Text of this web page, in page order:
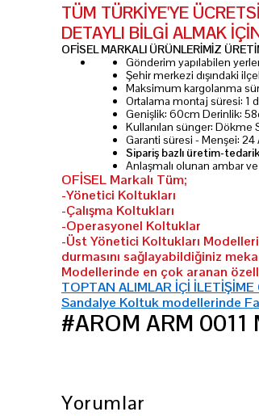
TÜM TÜRKİYE'YE
DETAYLI BİLGİ ALMAK
OFİSEL MARKALI ÜRÜNLERİMİZ
Gönderim yapılabilen
Şehir merkezi dışındaki
Maksimum kargolanma
Ortalama montaj süresi: 1
Genişlik: 60cm Derinlik:
Kullanılan sünger: Dökme
Garanti süresi - Menşei: 24
Sipariş bazlı üretim-
Anlaşmalı olunan ambar
OFİSEL Markalı Tüm;
-Yönetici Koltukları
-Çalışma Koltukları
-Operasyonel Koltuklar
-Üst Yönetici Koltukları
durmasını sağlayabildiğiniz
Modellerinde en çok aranan
TOPTAN ALIMLAR İÇİ İLETİŞİME
Sandalye Koltuk modellerinde
#AROM ARM 0011
Yorumlar